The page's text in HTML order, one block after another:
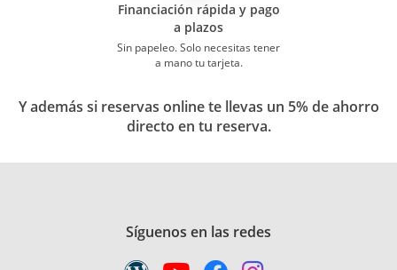
Financiación rápida y pago
a plazos
Sin papeleo. Solo necesitas tener
a mano tu tarjeta.
Y además si reservas online te llevas un 5% de ahorro
directo en tu reserva.
Síguenos en las redes